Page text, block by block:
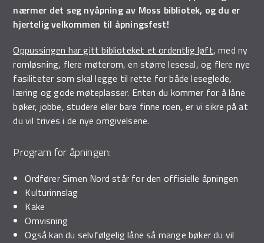
nærmer det seg nyåpning av Moss bibliotek, og du er
hjertelig velkommen til åpningsfest!
Oppussingen har gitt biblioteket et ordentlig løft, med ny
romløsning, flere møterom, en større lesesal, og flere nye
fasiliteter som skal legge til rette for både leseglede,
læring og gode møteplasser. Enten du kommer for å låne
bøker, jobbe, studere eller bare finne roen, er vi sikre på at
du vil trives i de nye omgivelsene.
Program for åpningen:
Ordfører Simen Nord står for den offisielle åpningen
Kulturinnslag
Kake
Omvisning
Også kan du selvfølgelig låne så mange bøker du vil